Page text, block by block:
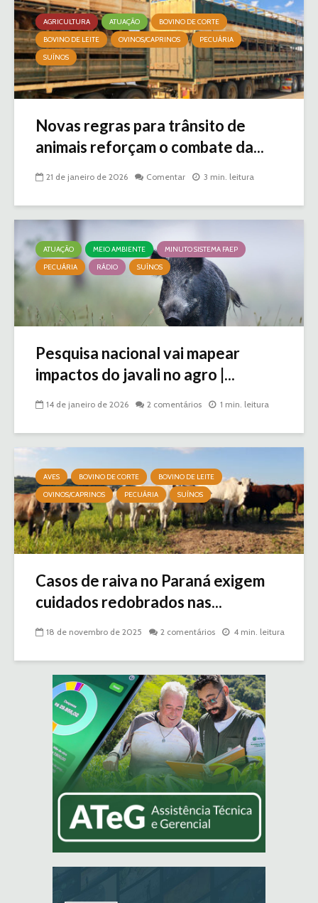
AGRICULTURA ATUAÇÃO
BOVINO DE CORTE
BOVINO DE LEITE
OVINOS/CAPRINOS
PECUÁRIA
SUÍNOS
Novas regras para trânsito de
animais reforçam o combate da...
21 de janeiro de 2026 Comentar 3 min. leitura
ATUAÇÃO MEIO AMBIENTE
MINUTO SISTEMA FAEP
PECUÁRIA
RÁDIO SUÍNOS
Pesquisa nacional vai mapear
impactos do javali no agro |...
14 de janeiro de 2026 2 comentários 1 min. leitura
AVES BOVINO DE CORTE
BOVINO DE LEITE
OVINOS/CAPRINOS
PECUÁRIA SUÍNOS
Casos de raiva no Paraná exigem
cuidados redobrados nas...
18 de novembro de 2025 2 comentários 4 min. leitura